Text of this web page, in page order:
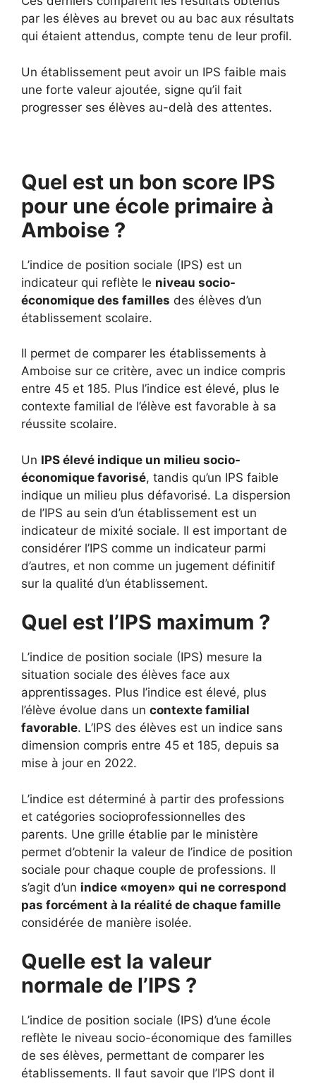
par les élèves au brevet ou au bac aux résultats
qui étaient attendus, compte tenu de leur profil.
Un établissement peut avoir un IPS faible mais
une forte valeur ajoutée, signe qu’il fait
progresser ses élèves au-delà des attentes.
Quel est un bon score IPS
pour une école primaire à
Amboise ?
L’indice de position sociale (IPS) est un
indicateur qui reflète le niveau socio-
économique des familles des élèves d’un
établissement scolaire.
Il permet de comparer les établissements à
Amboise sur ce critère, avec un indice compris
entre 45 et 185. Plus l’indice est élevé, plus le
contexte familial de l’élève est favorable à sa
réussite scolaire.
Un IPS élevé indique un milieu socio-
économique favorisé, tandis qu’un IPS faible
indique un milieu plus défavorisé. La dispersion
de l’IPS au sein d’un établissement est un
indicateur de mixité sociale. Il est important de
considérer l’IPS comme un indicateur parmi
d’autres, et non comme un jugement définitif
sur la qualité d’un établissement.
Quel est l’IPS maximum ?
L’indice de position sociale (IPS) mesure la
situation sociale des élèves face aux
apprentissages. Plus l’indice est élevé, plus
l’élève évolue dans un contexte familial
favorable. L’IPS des élèves est un indice sans
dimension compris entre 45 et 185, depuis sa
mise à jour en 2022.
L’indice est déterminé à partir des professions
et catégories socioprofessionnelles des
parents. Une grille établie par le ministère
permet d’obtenir la valeur de l’indice de position
sociale pour chaque couple de professions. Il
s’agit d’un indice «moyen» qui ne correspond
pas forcément à la réalité de chaque famille
considérée de manière isolée.
Quelle est la valeur
normale de l’IPS ?
L’indice de position sociale (IPS) d’une école
reflète le niveau socio-économique des familles
de ses élèves, permettant de comparer les
établissements. Il faut savoir que l’IPS dont il